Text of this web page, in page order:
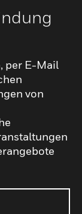
per E-Mail
von